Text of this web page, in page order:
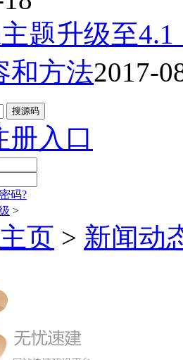
题升级至
和方法2017-
册入口
码?
>
主页 > 新闻动